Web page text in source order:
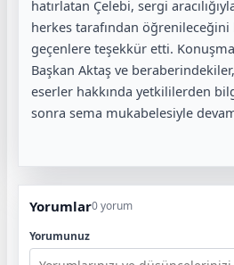
hatırlatan Çelebi, sergi
herkes tarafından
geçenlere teşekkür etti.
Başkan Aktaş ve
eserler hakkında yetkililerden
sonra sema mukabelesiyle
Yorumlar0 yorum
Yorumunuz